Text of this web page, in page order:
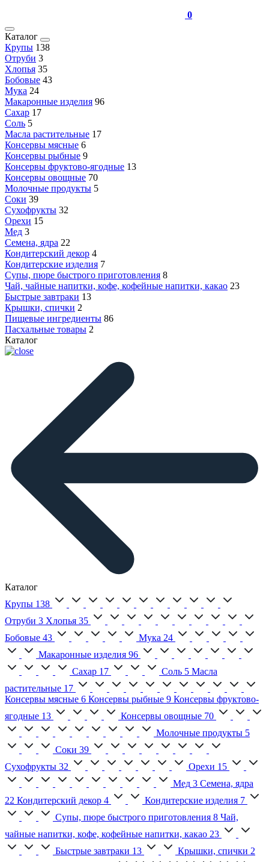
0
Каталог
Крупы 138
Отруби 3
Хлопья 35
Бобовые 43
Мука 24
Макаронные изделия 96
Сахар 17
Соль 5
Масла растительные 17
Консервы мясные 6
Консервы рыбные 9
Консервы фруктово-ягодные 13
Консервы овощные 70
Молочные продукты 5
Соки 39
Сухофрукты 32
Орехи 15
Мед 3
Семена, ядра 22
Кондитерский декор 4
Кондитерские изделия 7
Супы, пюре быстрого приготовления 8
Чай, чайные напитки, кофе, кофейные напитки, какао 23
Быстрые завтраки 13
Крышки, спички 2
Пищевые ингредиенты 86
Пасхальные товары 2
Каталог
Каталог
Крупы 138
Отруби 3 Хлопья 35
Бобовые 43 Мука 24
Макаронные изделия 96
Сахар 17 Соль 5 Масла
растительные 17
Консервы мясные 6 Консервы рыбные 9 Консервы фруктово-
ягодные 13 Консервы овощные 70
Молочные продукты 5
Соки 39
Сухофрукты 32 Орехи 15
Мед 3 Семена, ядра
22 Кондитерский декор 4 Кондитерские изделия 7
Супы, пюре быстрого приготовления 8 Чай,
чайные напитки, кофе, кофейные напитки, какао 23
Быстрые завтраки 13 Крышки, спички 2